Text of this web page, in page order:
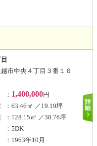
市中央４丁目３番１６
： 1,400,000円
：63.46㎡ ／19.19坪
：128.15㎡ ／38.76坪
：5DK
：1963年10月